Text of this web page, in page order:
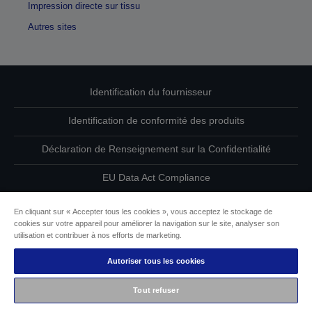
Impression directe sur tissu
Autres sites
Identification du fournisseur
Identification de conformité des produits
Déclaration de Renseignement sur la Confidentialité
EU Data Act Compliance
Informations sur les cookies
L’engagement d’Epson pour l’accessibilité
Copyright © 2026 Seiko Epson
En cliquant sur « Accepter tous les cookies », vous acceptez le stockage de
cookies sur votre appareil pour améliorer la navigation sur le site, analyser son
utilisation et contribuer à nos efforts de marketing.
Autoriser tous les cookies
Tout refuser